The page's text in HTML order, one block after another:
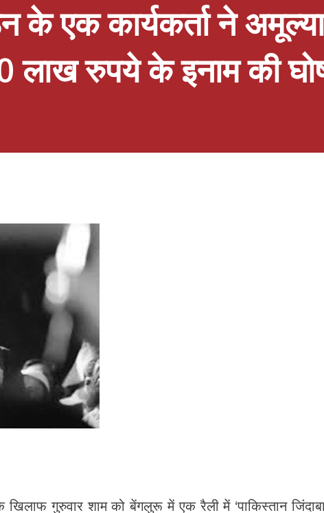
के एक कार्यकर्ता ने
लाख रुपये के इनाम की
गुरुवार शाम को बेंगलुरू में एक रैली में ‘पाकिस्तान